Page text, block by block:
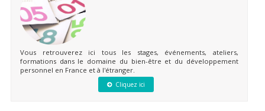
Vous retrouverez ici tous les stages, événements, ateliers,
formations dans le domaine du bien-être et du développement
personnel en France et à l'étranger.
Cliquez ici